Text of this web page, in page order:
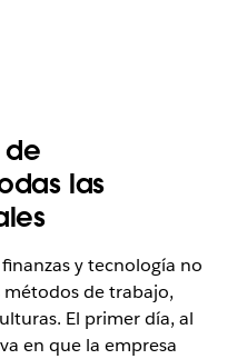
de
las
y tecnología no
de trabajo,
El primer día, al
en que la empresa